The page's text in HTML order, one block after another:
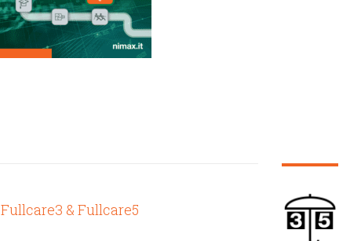
Fullcare3 & Fullcare5